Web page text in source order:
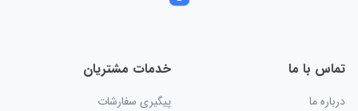
تماس با ما
درباره ما
خدمات مشتریان
پیگیری سفارشات